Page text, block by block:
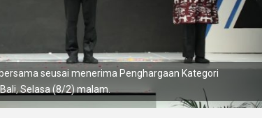
seusai menerima Penghargaan Kategori
Selasa (8/2) malam.